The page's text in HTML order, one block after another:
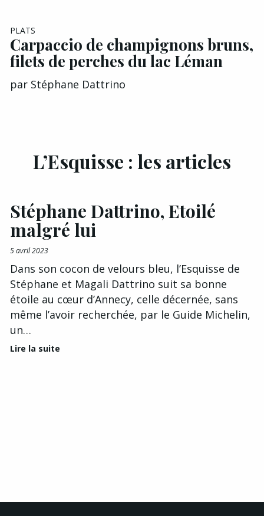
PLATS
Carpaccio de champignons bruns,
filets de perches du lac Léman
par Stéphane Dattrino
L’Esquisse : les articles
Stéphane Dattrino, Etoilé
malgré lui
5 avril 2023
Dans son cocon de velours bleu, l’Esquisse de
Stéphane et Magali Dattrino suit sa bonne
étoile au cœur d’Annecy, celle décernée, sans
même l’avoir recherchée, par le Guide Michelin,
un…
Lire la suite